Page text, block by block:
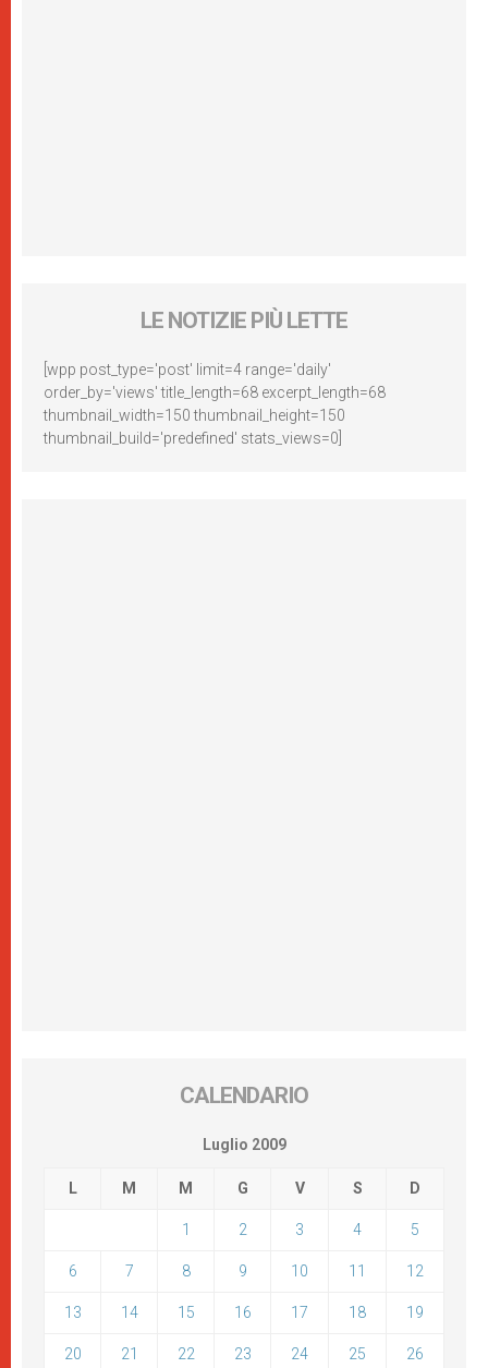
LE NOTIZIE PIÙ LETTE
[wpp post_type='post' limit=4 range='daily'
order_by='views' title_length=68 excerpt_length=68
thumbnail_width=150 thumbnail_height=150
thumbnail_build='predefined' stats_views=0]
CALENDARIO
Luglio 2009
L M M G V S D
1 2 3 4 5
6 7 8 9 10 11 12
13 14 15 16 17 18 19
20 21 22 23 24 25 26